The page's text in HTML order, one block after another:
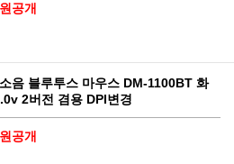
공개
음 블루투스 마우스 DM-1100BT 화
2버전 겸용 DPI변경
공개